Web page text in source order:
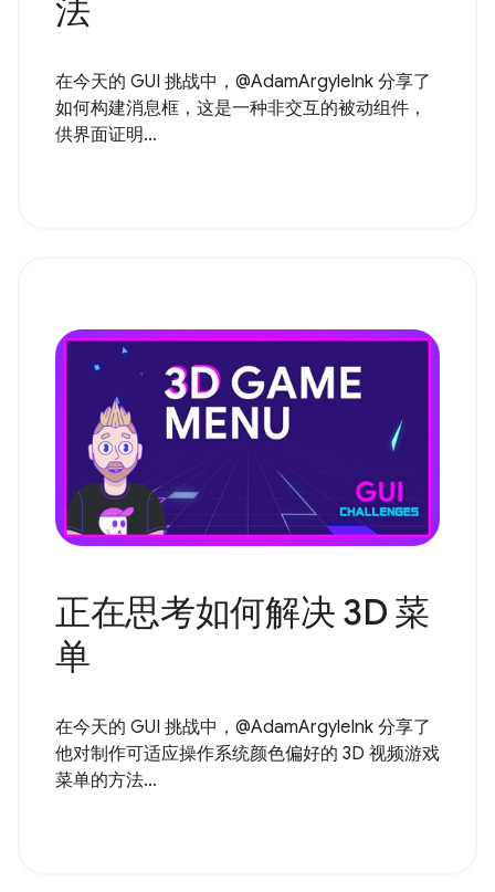
法
在今天的 GUI 挑战中，@AdamArgyleInk 分享了
如何构建消息框，这是一种非交互的被动组件，
供界面证明...
正在思考如何解决 3D 菜
单
在今天的 GUI 挑战中，@AdamArgyleInk 分享了
他对制作可适应操作系统颜色偏好的 3D 视频游戏
菜单的方法...